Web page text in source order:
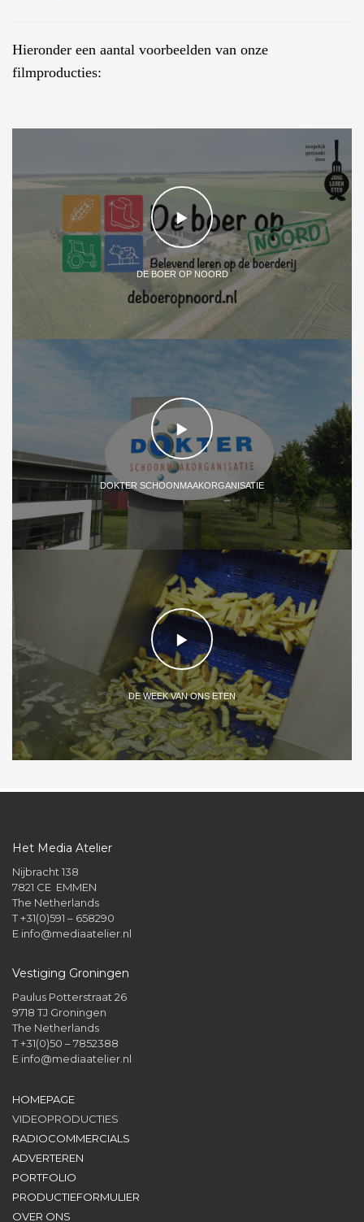
Hieronder een aantal voorbeelden van onze
filmproducties:
DE BOER OP NOORD
DOKTER SCHOONMAAKORGANISATIE
DE WEEK VAN ONS ETEN
Het Media Atelier
Nijbracht 138
7821 CE EMMEN
The Netherlands
T +31(0)591 – 658290
E info@mediaatelier.nl
Vestiging Groningen
Paulus Potterstraat 26
9718 TJ Groningen
The Netherlands
T +31(0)50 – 7852388
E info@mediaatelier.nl
HOMEPAGE
VIDEOPRODUCTIES
RADIOCOMMERCIALS
ADVERTEREN
PORTFOLIO
PRODUCTIEFORMULIER
OVER ONS